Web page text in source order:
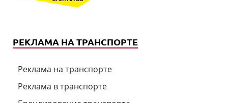
РЕКЛАМА НА ТРАНСПОРТЕ
Реклама на транспорте
Реклама в транспорте